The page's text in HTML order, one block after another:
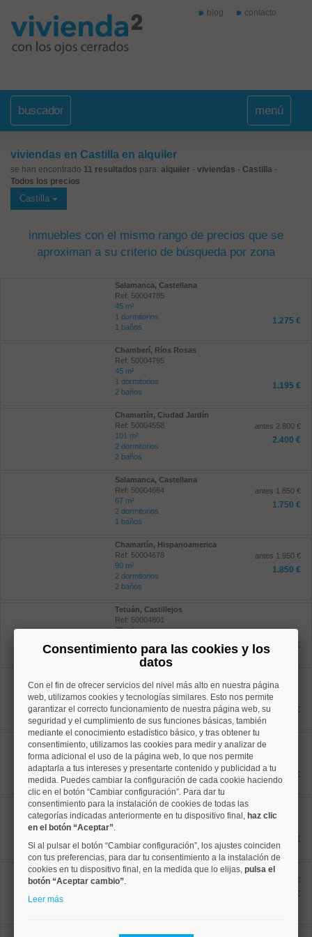
blog contacto
buscador menú
viviendas en Castilla en alquiler
se han encontrado 11 resultados para: alquiler - viviendas - Castilla -
Todos los precios
Castilla
inmuebles con el mismo rango de precios que se
aproximan a su criterio de búsqueda por zona
Salamanca, Castellana
Ref: 50004785
45 m²
1 dormitorios
1 baños
1.275 €
Chamberí, Ríos Rosas
Ref: 50004795
45 m²
1 dormitorios
2 baños
1.195 €
Chamartín, Ciudad Jardín
Ref: 50004558
101 m²
2 dormitorios
2 baños
antes 2.800 €
2.400 €
Salamanca, Castellana
Ref: 50004664
67 m²
2 dormitorios
1 baños
antes 1.850 €
1.750 €
Chamartín, Hispanoamerica
Ref: 50004678
90 m²
2 dormitorios
2 baños
antes 1.950 €
1.850 €
Tetuán, Castillejos
Ref: 50004801
75 m²
1 baños
1.650 €
Ref: 50004227
75 m²
2 dormitorios
1 baños
3.000 €
Ciudad Lineal, Costillares
Ref: 50004752
120 m²
3 dormitorios
2 baños
2.100 €
Chamartín, El Viso
Ref: 50004758
3 baños
5.775 €
Tetuán, Cuatro Caminos
Ref: 50004781
antes 2.195 €
2.095 €
Chamartín, Ciudad Jardín
Consentimiento para las cookies y los
datos
Con el fin de ofrecer servicios del nivel más alto en nuestra página
web, utilizamos cookies y tecnologías similares. Esto nos permite
garantizar el correcto funcionamiento de nuestra página web, su
seguridad y el cumplimiento de sus funciones básicas, también
mediante el conocimiento estadístico básico, y tras obtener tu
consentimiento, utilizamos las cookies para medir y analizar de
forma adicional el uso de la página web, lo que nos permite
adaptarla a tus intereses y presentarte contenido y publicidad a tu
medida. Puedes cambiar la configuración de cada cookie haciendo
clic en el botón “Cambiar configuración”. Para dar tu
consentimiento para la instalación de cookies de todas las
categorías indicadas anteriormente en tu dispositivo final, haz clic
en el botón “Aceptar”.
Si al pulsar el botón “Cambiar configuración”, los ajustes coinciden
con tus preferencias, para dar tu consentimiento a la instalación de
cookies en tu dispositivo final, en la medida que lo elijas, pulsa el
botón “Aceptar cambio”.
Leer más